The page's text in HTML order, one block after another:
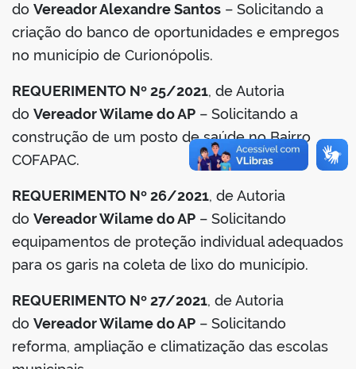
do Vereador Alexandre Santos – Solicitando a
criação do banco de oportunidades e empregos
no município de Curionópolis.
REQUERIMENTO Nº 25/2021, de Autoria
do Vereador Wilame do AP – Solicitando a
construção de um posto de saúde no Bairro
COFAPAC.
REQUERIMENTO Nº 26/2021, de Autoria
do Vereador Wilame do AP – Solicitando
equipamentos de proteção individual adequados
para os garis na coleta de lixo do município.
REQUERIMENTO Nº 27/2021, de Autoria
do Vereador Wilame do AP – Solicitando
reforma, ampliação e climatização das escolas